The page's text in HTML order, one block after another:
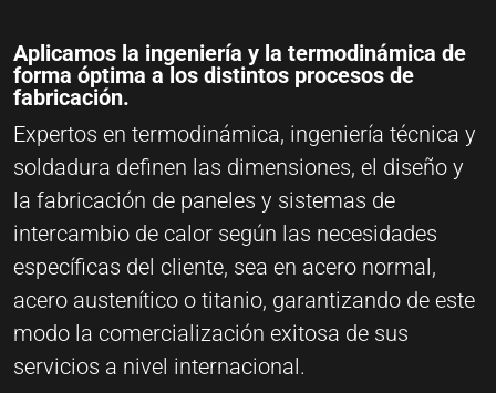
Aplicamos la ingeniería y la termodinámica de
forma óptima a los distintos procesos de
fabricación.
Expertos en termodinámica, ingeniería técnica y
soldadura definen las dimensiones, el diseño y
la fabricación de paneles y sistemas de
intercambio de calor según las necesidades
específicas del cliente, sea en acero normal,
acero austenítico o titanio, garantizando de este
modo la comercialización exitosa de sus
servicios a nivel internacional.